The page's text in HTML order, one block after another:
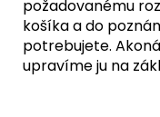
požadovanému
košíka a do
potrebujete.
upravíme ju na